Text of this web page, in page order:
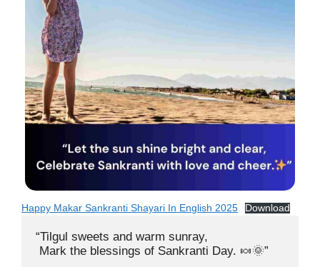
Happy Makar Sankranti Shayari In English 2025 Download
“Tilgul sweets and warm sunray,
Mark the blessings of Sankranti Day. 🍬🌞”